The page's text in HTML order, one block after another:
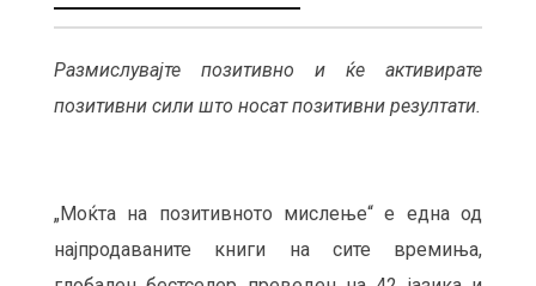
Размислувајте позитивно и ќе активирате
позитивни сили што носат позитивни резултати.
„Моќта на позитивното мислење“ е една од
најпродаваните книги на сите времиња,